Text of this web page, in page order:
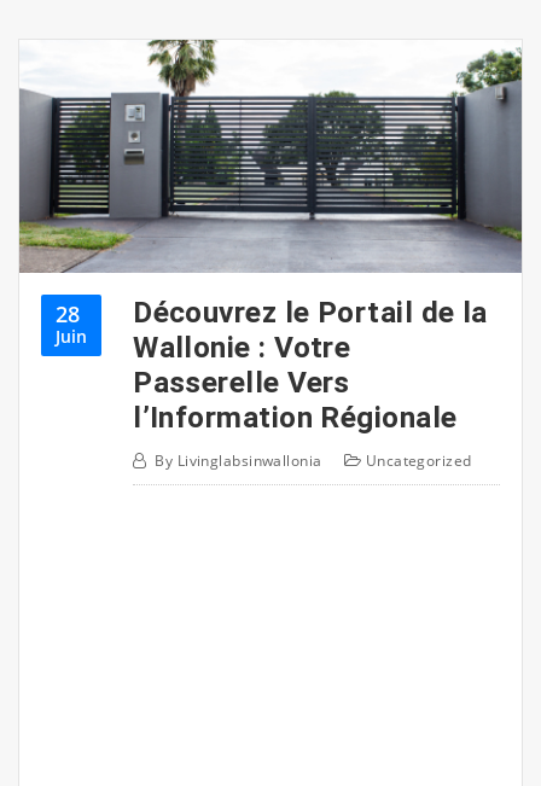
28
Juin
Découvrez le Portail de la
Wallonie : Votre
Passerelle Vers
l’Information Régionale
By Livinglabsinwallonia Uncategorized